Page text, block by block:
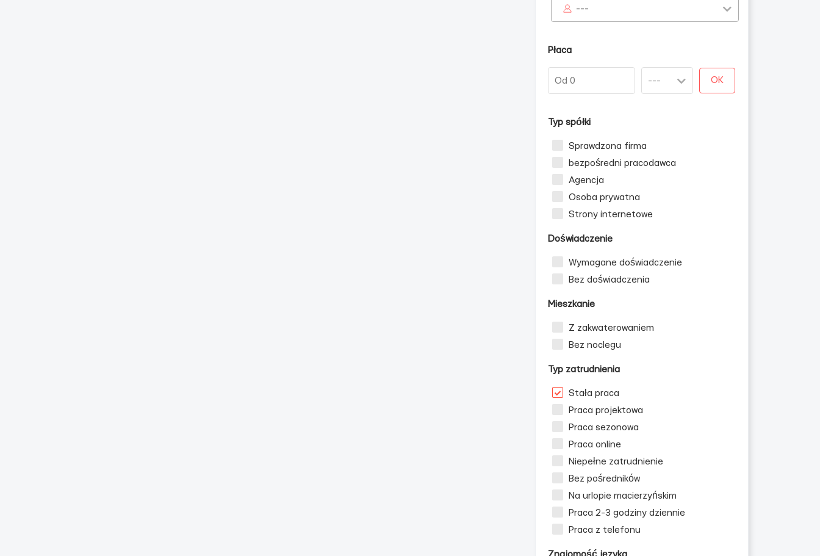
---
Płaca
OK
Typ spółki
Sprawdzona firma
bezpośredni pracodawca
Agencja
Osoba prywatna
Strony internetowe
Doświadczenie
Wymagane doświadczenie
Bez doświadczenia
Mieszkanie
Z zakwaterowaniem
Bez noclegu
Typ zatrudnienia
Stała praca
Praca projektowa
Praca sezonowa
Praca online
Niepełne zatrudnienie
Bez pośredników
Na urlopie macierzyńskim
Praca 2-3 godziny dziennie
Praca z telefonu